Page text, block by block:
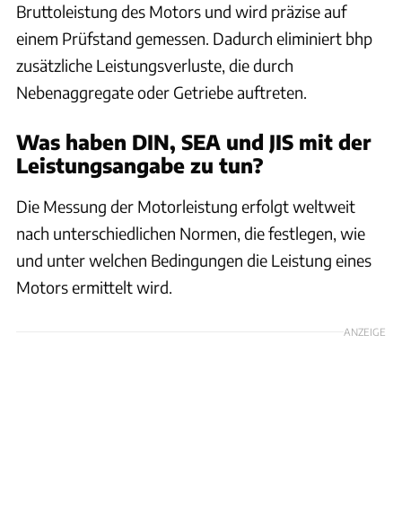
Bruttoleistung des Motors und wird präzise auf
einem Prüfstand gemessen. Dadurch eliminiert bhp
zusätzliche Leistungsverluste, die durch
Nebenaggregate oder Getriebe auftreten.
Was haben DIN, SEA und JIS mit der
Leistungsangabe zu tun?
Die Messung der Motorleistung erfolgt weltweit
nach unterschiedlichen Normen, die festlegen, wie
und unter welchen Bedingungen die Leistung eines
Motors ermittelt wird.
ANZEIGE